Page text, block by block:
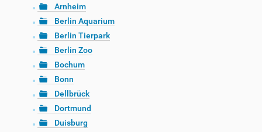
Arnheim
Berlin Aquarium
Berlin Tierpark
Berlin Zoo
Bochum
Bonn
Dellbrück
Dortmund
Duisburg